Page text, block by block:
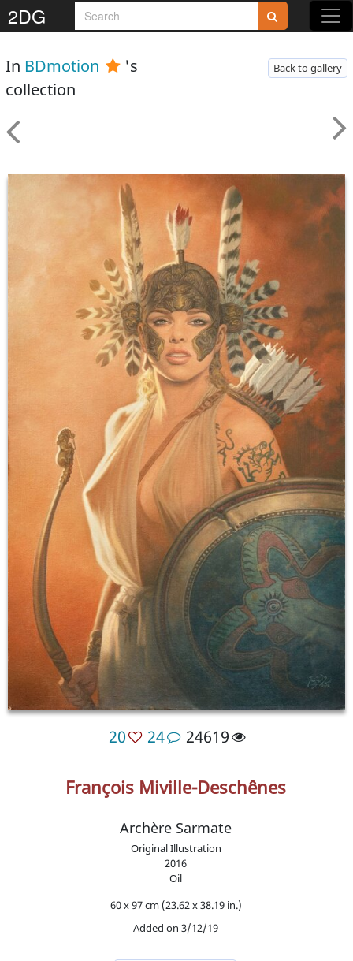
2DG
In BDmotion
's
collection
Back to gallery
20 24 24619
François Miville-Deschênes
Archère Sarmate
Original Illustration
2016
Oil
60 x 97 cm (23.62 x 38.19 in.)
Added on 3/12/19